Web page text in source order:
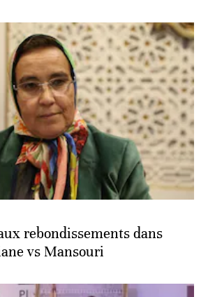
rebondissements dans
vs Mansouri